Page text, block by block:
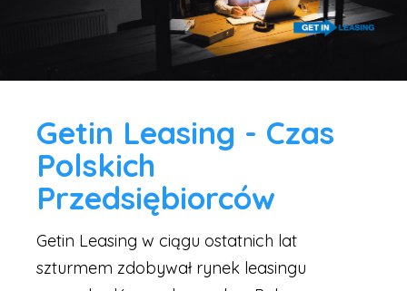
Getin Leasing - Czas
Polskich
Przedsiębiorców
Getin Leasing w ciągu ostatnich lat
szturmem zdobywał rynek leasingu